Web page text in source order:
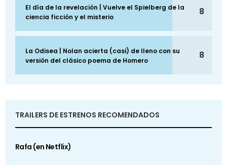
El día de la revelación | Vuelve el Spielberg de la
ciencia ficción y el misterio
8
La Odisea | Nolan acierta (casi) de lleno con su
versión del clásico poema de Homero
8
TRAILERS DE ESTRENOS RECOMENDADOS
Rafa (en Netflix)